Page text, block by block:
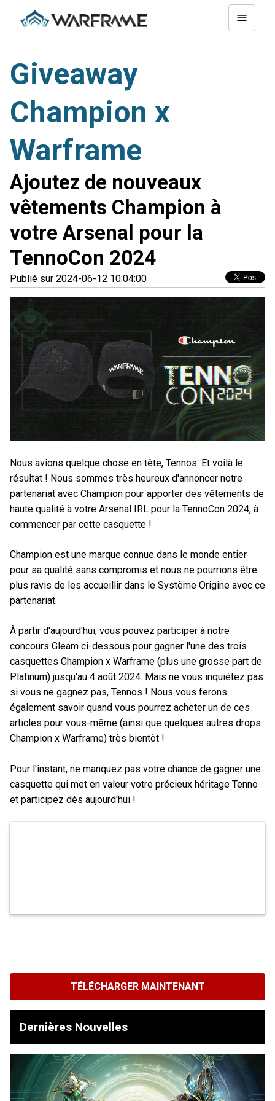
Giveaway
Champion x
Warframe
Ajoutez de nouveaux
vêtements Champion à
votre Arsenal pour la
TennoCon 2024
Publié sur 2024-06-12 10:04:00
Nous avions quelque chose en tête, Tennos. Et voilà le
résultat ! Nous sommes très heureux d'annoncer notre
partenariat avec Champion pour apporter des vêtements de
haute qualité à votre Arsenal IRL pour la TennoCon 2024, à
commencer par cette casquette !
Champion est une marque connue dans le monde entier
pour sa qualité sans compromis et nous ne pourrions être
plus ravis de les accueillir dans le Système Origine avec ce
partenariat.
À partir d'aujourd'hui, vous pouvez participer à notre
concours Gleam ci-dessous pour gagner l'une des trois
casquettes Champion x Warframe (plus une grosse part de
Platinum) jusqu'au 4 août 2024. Mais ne vous inquiétez pas
si vous ne gagnez pas, Tennos ! Nous vous ferons
également savoir quand vous pourrez acheter un de ces
articles pour vous-même (ainsi que quelques autres drops
Champion x Warframe) très bientôt !
Pour l'instant, ne manquez pas votre chance de gagner une
casquette qui met en valeur votre précieux héritage Tenno
et participez dès aujourd'hui !
TÉLÉCHARGER MAINTENANT
Dernières Nouvelles